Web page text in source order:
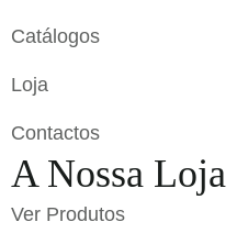
Catálogos
Loja
Contactos
A Nossa Loja
Ver Produtos